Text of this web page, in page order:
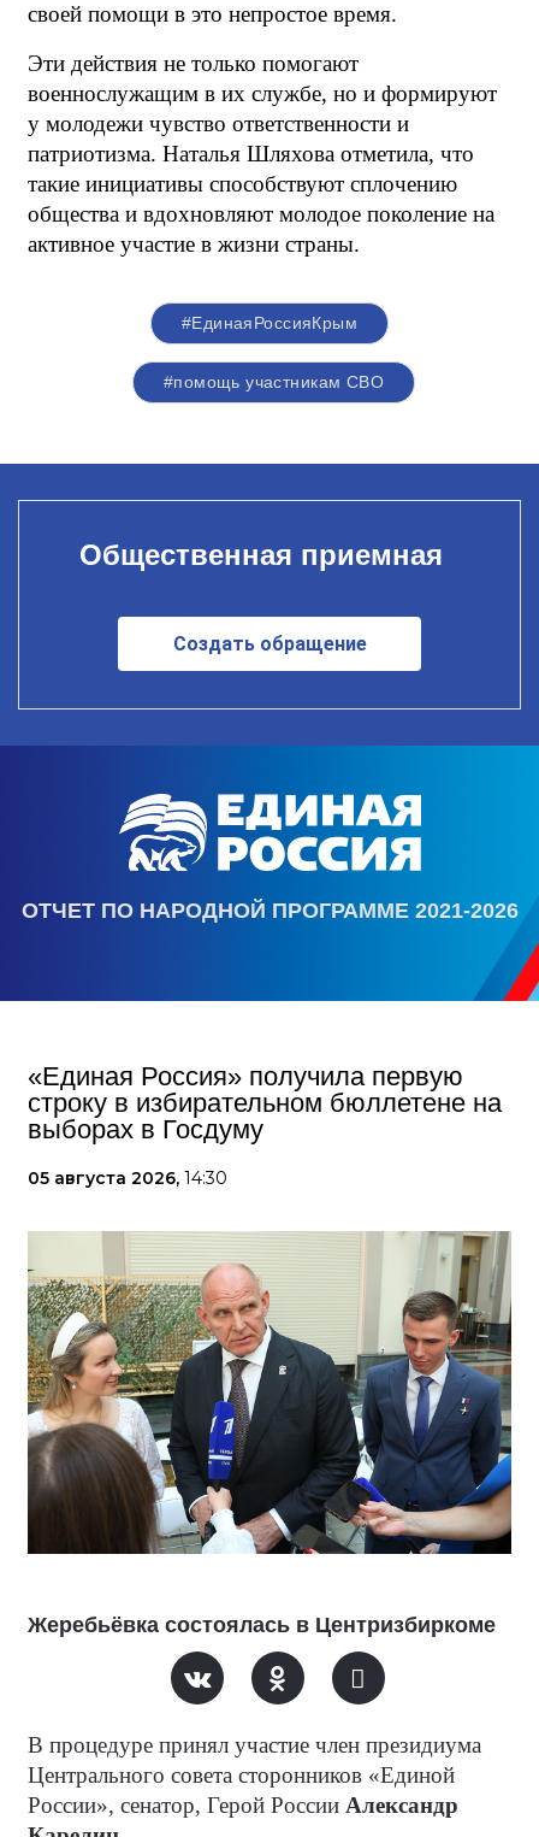
своей помощи в это непростое время.
Эти действия не только помогают
военнослужащим в их службе, но и формируют
у молодежи чувство ответственности и
патриотизма. Наталья Шляхова отметила, что
такие инициативы способствуют сплочению
общества и вдохновляют молодое поколение на
активное участие в жизни страны.
#ЕдинаяРоссияКрым
#помощь участникам СВО
Общественная приемная
Создать обращение
ОТЧЕТ ПО НАРОДНОЙ ПРОГРАММЕ 2021-2026
«Единая Россия» получила первую
строку в избирательном бюллетене на
выборах в Госдуму
05 августа 2026, 14:30
Жеребьёвка состоялась в Центризбиркоме
В процедуре принял участие член президиума
Центрального совета сторонников «Единой
России», сенатор, Герой России Александр